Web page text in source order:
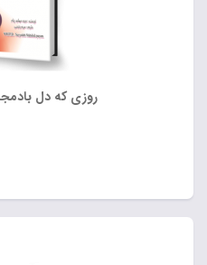
روزی که دل